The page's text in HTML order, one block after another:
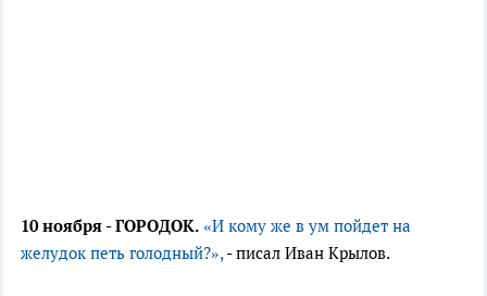
10 ноября - ГОРОДОК. «И кому же в ум пойдет на
желудок петь голодный?»,- писал Иван Крылов.